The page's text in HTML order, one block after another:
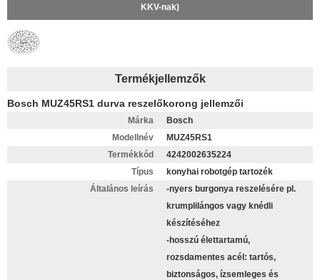
KKV-nak)
Termékjellemzők
Bosch MUZ45RS1 durva reszelőkorong jellemzői
Márka
Bosch
Modellnév
MUZ45RS1
Termékkód
4242002635224
Típus
konyhai robotgép tartozék
Általános leírás
-nyers burgonya reszelésére pl.
krumplilángos vagy knédli
készítéséhez
-hosszú élettartamú,
rozsdamentes acél: tartós,
biztonságos, ízsemleges és